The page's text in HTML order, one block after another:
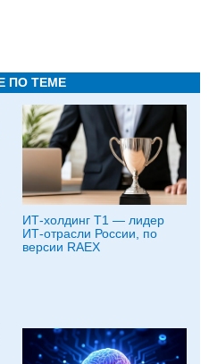
ПО ТЕМЕ
ИТ-холдинг Т1 — лидер
ИТ-отрасли России, по
версии RAEX